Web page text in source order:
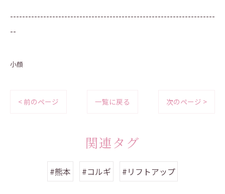
--------------------------------------------------------------------
--
小顔
< 前のページ 一覧に戻る 次のページ >
関連タグ
#熊本 #コルギ #リフトアップ